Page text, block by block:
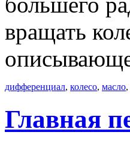
вращать
дифференциал, колесо, масло,
Главная